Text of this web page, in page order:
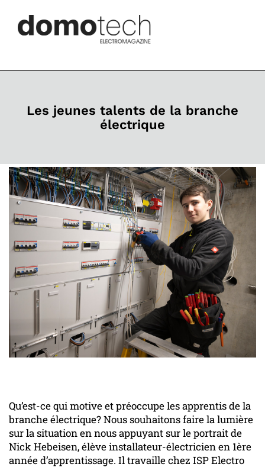
Les jeunes talents de la branche
électrique
Qu’est-ce qui motive et préoccupe les apprentis de la
branche électrique?Nous souhaitons faire la lumière
sur la situation en nous appuyant sur le portrait de
Nick Hebeisen, élève installateur-électricien en 1ère
année d’apprentissage. Il travaille chez ISP Electro